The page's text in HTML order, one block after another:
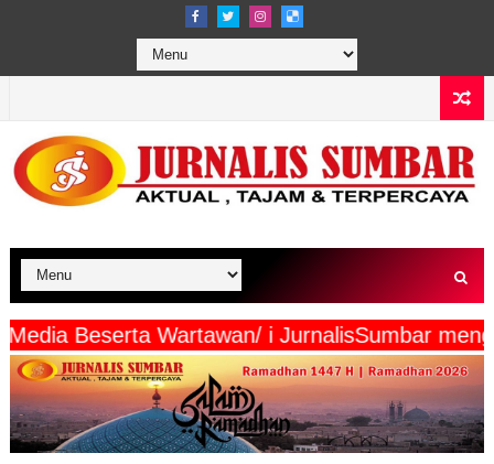
Media Beserta Wartawan/ i